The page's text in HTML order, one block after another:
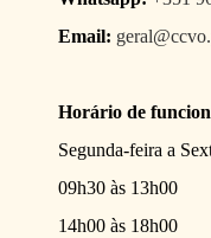
Email:
Horário de
Segunda-feira a
09h30 às 13h00
14h00 às 18h00